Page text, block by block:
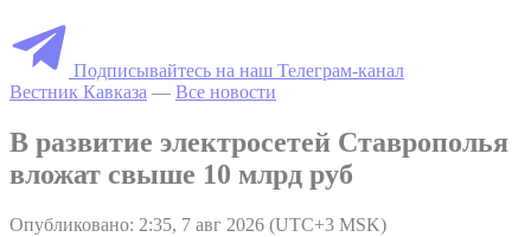
Подписывайтесь на наш Телеграм-канал
Вестник Кавказа — Все новости
В развитие электросетей Ставрополья
вложат свыше 10 млрд руб
Опубликовано: 2:35, 7 авг 2026 (UTC+3 MSK)